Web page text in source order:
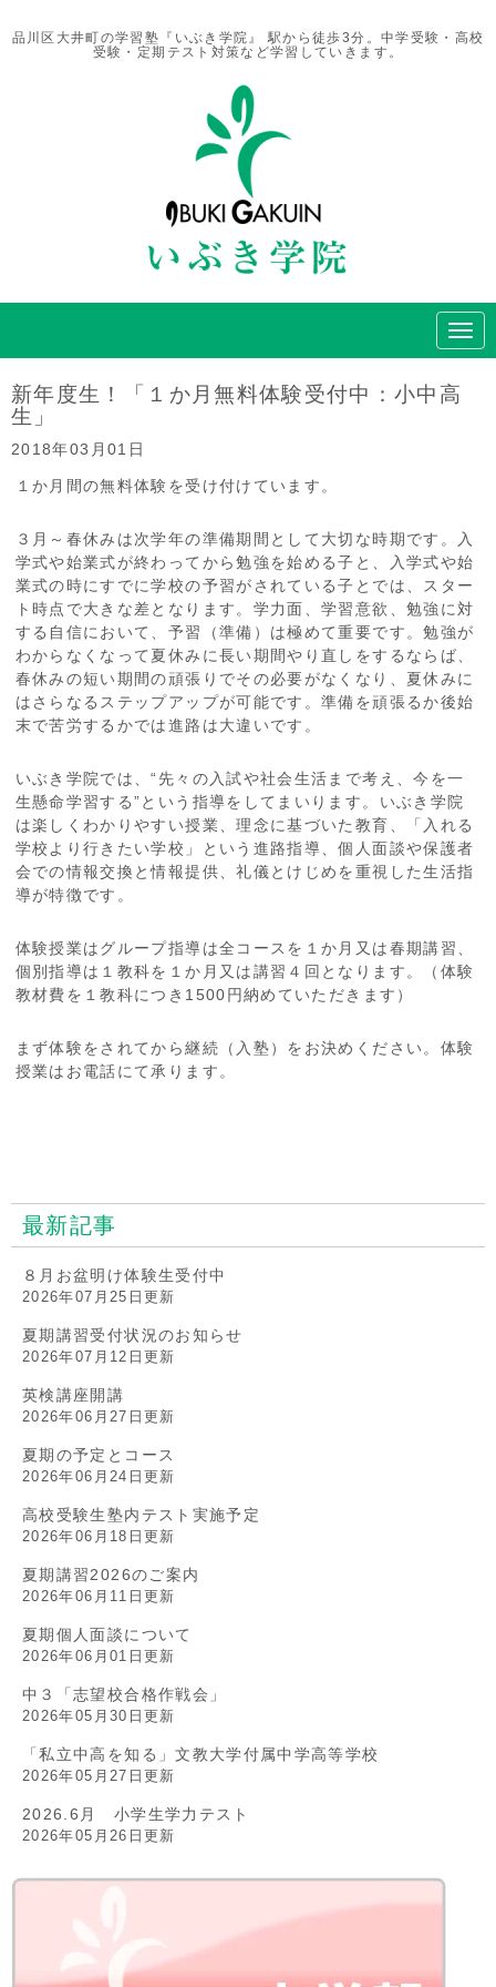
品川区大井町の学習塾『いぶき学院』 駅から徒歩3分。中学受験・高校
受験・定期テスト対策など学習していきます。
N
a
新年度生！「１か月無料体験受付中：小中高
生」
2018年03月01日
１か月間の無料体験を受け付けています。
３月～春休みは次学年の準備期間として大切な時期です。入
学式や始業式が終わってから勉強を始める子と、入学式や始
業式の時にすでに学校の予習がされている子とでは、スター
ト時点で大きな差となります。学力面、学習意欲、勉強に対
する自信において、予習（準備）は極めて重要です。勉強が
わからなくなって夏休みに長い期間やり直しをするならば、
春休みの短い期間の頑張りでその必要がなくなり、夏休みに
はさらなるステップアップが可能です。準備を頑張るか後始
末で苦労するかでは進路は大違いです。
いぶき学院では、“先々の入試や社会生活まで考え、今を一
生懸命学習する”という指導をしてまいります。いぶき学院
は楽しくわかりやすい授業、理念に基づいた教育、「入れる
学校より行きたい学校」という進路指導、個人面談や保護者
会での情報交換と情報提供、礼儀とけじめを重視した生活指
導が特徴です。
体験授業はグループ指導は全コースを１か月又は春期講習、
個別指導は１教科を１か月又は講習４回となります。（体験
教材費を１教科につき1500円納めていただきます）
まず体験をされてから継続（入塾）をお決めください。体験
授業はお電話にて承ります。
最新記事
８月お盆明け体験生受付中
2026年07月25日更新
夏期講習受付状況のお知らせ
2026年07月12日更新
英検講座開講
2026年06月27日更新
夏期の予定とコース
2026年06月24日更新
高校受験生塾内テスト実施予定
2026年06月18日更新
夏期講習2026のご案内
2026年06月11日更新
夏期個人面談について
2026年06月01日更新
中３「志望校合格作戦会」
2026年05月30日更新
「私立中高を知る」文教大学付属中学高等学校
2026年05月27日更新
2026.6月 小学生学力テスト
2026年05月26日更新